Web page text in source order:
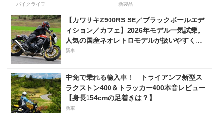
バイクライフ
場！
新製品
【カワサキZ900RS SE／ブラックボールエデ
ィション／カフェ】2026年モデル一気試乗。
人気の国産ネオレトロモデルが扱いやすく上
質に進化！
新車
中免で乗れる輸入車！ トライアンフ新型ス
ラクストン400＆トラッカー400本音レビュー
【身長154cmの足着きは？】
新車